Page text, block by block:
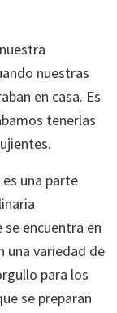
nuestras
en casa. Es
tenerlas
una parte
encuentra en
una variedad de
para los
se preparan